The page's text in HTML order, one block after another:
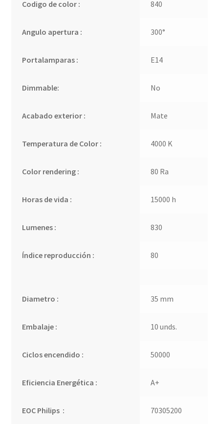
Codigo de color : 840
Angulo apertura : 300°
Portalamparas : E14
Dimmable: No
Acabado exterior : Mate
Temperatura de Color : 4000 K
Color rendering : 80 Ra
Horas de vida : 15000 h
Lumenes : 830
Índice reproducción : 80
Diametro : 35 mm
Embalaje : 10 unds.
Ciclos encendido : 50000
Eficiencia Energética : A+
EOC Philips : 70305200